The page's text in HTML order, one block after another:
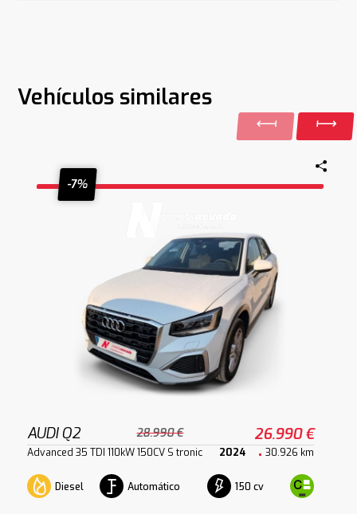
Vehículos similares
-7%
AUDI Q2 28.990 € 26.990 €
Advanced 35 TDI 110kW 150CV S tronic 2024 30.926 km
Diesel Automático 150 cv